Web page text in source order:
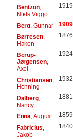
Bentzon,
Niels Viggo
1919
Berg, Gunnar 1909
Børresen,
Hakon
1876
Borup-
Jørgensen,
Axel
1924
Christiansen,
Henning
1932
Dalberg,
Nancy
1881
Enna , August 1859
Fabricius
Jakob
1840